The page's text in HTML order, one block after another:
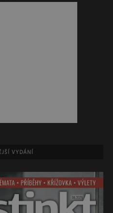
VYDÁNÍ